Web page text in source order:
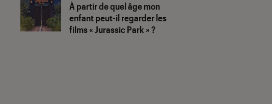
À partir de quel âge mon
enfant peut-il regarder les
films « Jurassic Park » ?